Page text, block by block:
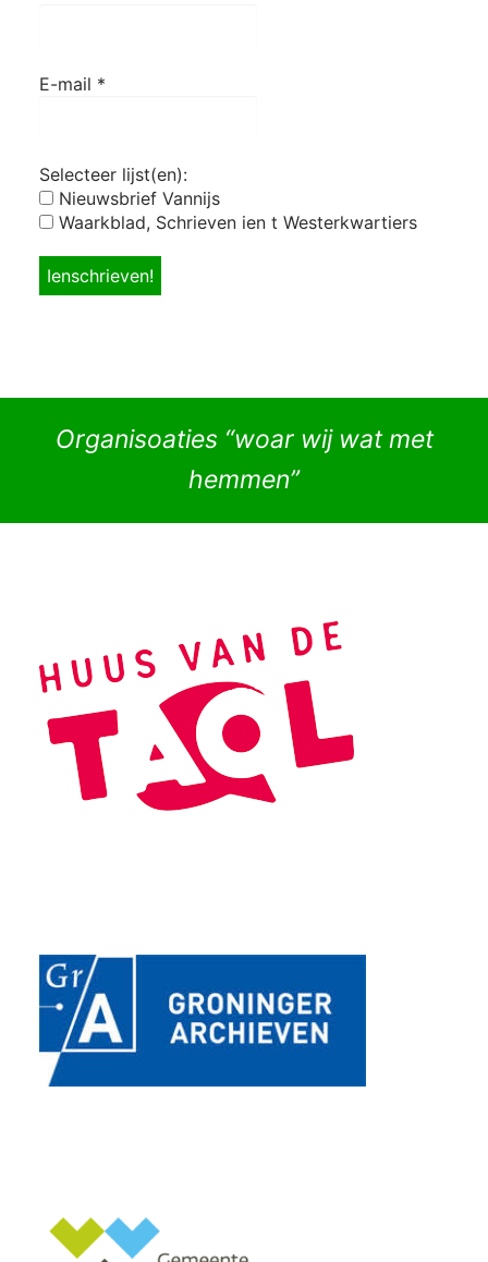
E-mail *
Selecteer lijst(en):
Nieuwsbrief Vannijs
Waarkblad, Schrieven ien t Westerkwartiers
Organisoaties “woar wij wat met
hemmen”